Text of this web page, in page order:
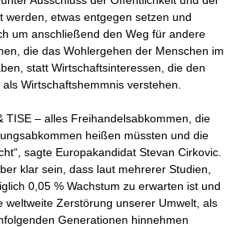
werden, etwas entgegen setzen und
um anschließend den Weg für andere
die das Wohlergehen der Menschen im
statt Wirtschaftsinteressen, die den
Wirtschaftshemmnis verstehen.
TISE – alles Freihandelsabkommen, die
heißen müssten und die
sagte Europakandidat Stevan Cirkovic.
klar sein, dass laut mehrerer Studien,
0,05 % Wachstum zu erwarten ist und
weltweite Zerstörung unserer Umwelt, als
Generationen hinnehmen